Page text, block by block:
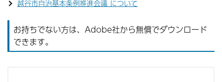
越谷市自治基本条例推進会議 について
お持ちでない方は、Adobe社から無償でダウンロード
できます。